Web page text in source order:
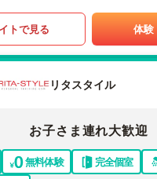
トで見る 体験
リタスタイル
お子さま連れ大歓迎
無料体験 完全個室